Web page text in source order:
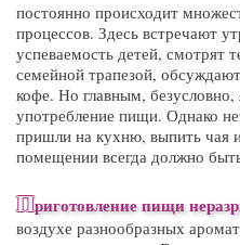
постоянно происходит
процессов. Здесь встречают
успеваемость детей, смотрят
семейной трапезой,
кофе. Но главным, безусловно,
употребление пищи. Однако
пришли на кухню, выпить чая
помещении всегда должно
Приготовление пищи
воздухе разнообразных